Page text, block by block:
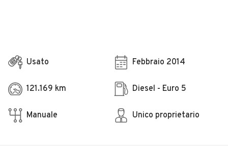
Usato Febbraio 2014
121.169 km Diesel - Euro 5
Manuale Unico proprietario